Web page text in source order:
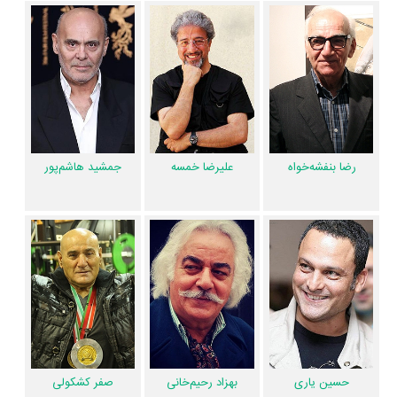
عاشق دو خواهر به اسم زری و پری شدند و با آن ها ازدواج کردند. پس از
گذشت سه سال، ممدچاخان بالاخره عروسی می کند. جمشید، رضا خرسند،
رضاسوسن، زری، پری، علم تاج و سرهنگ، خلاصه کل شکرآباد جمع می شوند
تا شامِ عروسی ممد را بخورند ولی نه تنها شام به کسی نمی رسد بلکه اتفاقی
می افتد که گرسنگی از یاد همه می رود!»
سریال نیسان آبی 2 و کارنامه فعالیت کارگردان و بازیگران
از نظر تاریخچه فعالیت کارگردان و بازیگران سریال نیسان آبی 2 نیز آمارها و
نکات جذابی را می‌توان بیان کرد. براساس آمارها سریال نیسان آبی 2 به طور
متوسط فعالیت 34ام بازیگران این اثر است.
عوامل تولید و بازیگران نیسان آبی 2 در اینستاگرام نیز فعال هستند و مجموع
میزان فالوئرهای اینستاگرام 11 نفر از این هنرمندان به بیش از 11،747،798 نفر
می‌رسد. بنابراین نیسان آبی 2 ظرفیت مناسبی برای دوباره دیدن شدن در میان
عموم مردم و طرفداران این هنرمندان دارد.
رضا بنفشه‌خواه علیرضا خمسه جمشید هاشم‌پور
حسین یاری بهزاد رحیم‌خانی صفر کشکولی